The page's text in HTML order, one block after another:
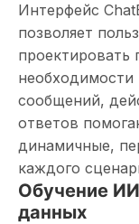
Интерфейс
позволяет
проектировать
необходимости
сообщений,
ответов
динамичные,
каждого
Обучение
данных